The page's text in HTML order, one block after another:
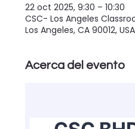
22 oct 2025, 9:30 – 10:30
CSC- Los Angeles
Los Angeles, CA 90012, USA
Acerca del evento